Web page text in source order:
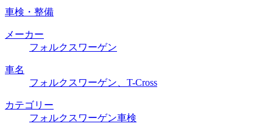
車検・整備
メーカー
フォルクスワーゲン
車名
フォルクスワーゲン、T-Cross
カテゴリー
フォルクスワーゲン車検